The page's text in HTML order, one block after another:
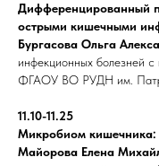
Дифференцированный
острыми кишечными
Бургасова Ольга
инфекционных болезней
ФГАОУ ВО РУДН им.
11.10-11.25
Микробиом кишечника:
Майорова Елена